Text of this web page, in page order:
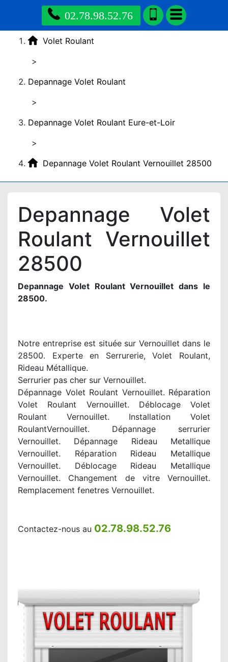
02.78.98.52.76
Volet Roulant
>
Depannage Volet Roulant
>
Depannage Volet Roulant Eure-et-Loir
>
Depannage Volet Roulant Vernouillet 28500
Depannage Volet
Roulant Vernouillet
28500
Depannage Volet Roulant Vernouillet dans le
28500.
Notre entreprise est située sur Vernouillet dans le
28500. Experte en Serrurerie, Volet Roulant,
Rideau Métallique.
Serrurier pas cher sur Vernouillet.
Dépannage Volet Roulant Vernouillet. Réparation
Volet Roulant Vernouillet. Déblocage Volet
Roulant Vernouillet. Installation Volet
RoulantVernouillet. Dépannage serrurier
Vernouillet. Dépannage Rideau Metallique
Vernouillet. Réparation Rideau Metallique
Vernouillet. Déblocage Rideau Metallique
Vernouillet. Changement de vitre Vernouillet.
Remplacement fenetres Vernouillet.
Contactez-nous au 02.78.98.52.76